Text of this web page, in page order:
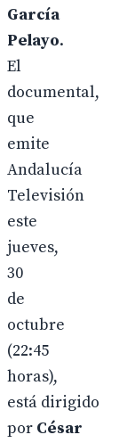
García
Pelayo.
El
documental,
que
emite
Andalucía
Televisión
este
jueves,
30
de
octubre
(22:45
horas),
está dirigido
por César